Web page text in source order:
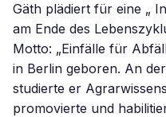
Gäth plädiert für eine „
am Ende des
Motto: „Einfälle für
in Berlin geboren. An
studierte er
promovierte und